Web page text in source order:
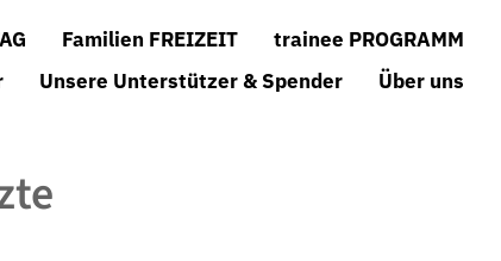
Familien FREIZEIT
trainee PROGRAMM
Unsere Unterstützer & Spender Über uns